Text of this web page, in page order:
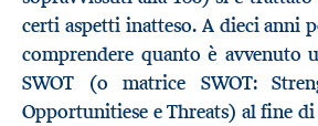
certi aspetti inatteso. A dieci anni
comprendere quanto è avvenuto
SWOT (o matrice SWOT:
Opportunitiese e Threats) al fine